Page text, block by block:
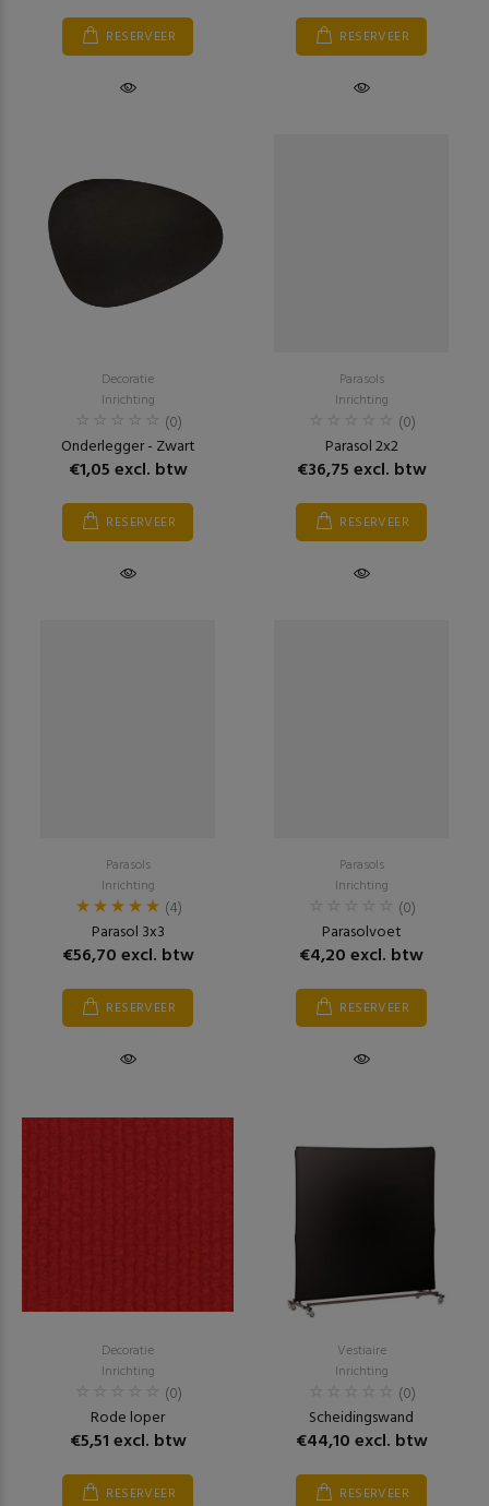
RESERVEER RESERVEER
Decoratie
Inrichting
(0)
Onderlegger - Zwart
€1,05 excl. btw
RESERVEER
Parasols
Inrichting
(0)
Parasol 2x2
€36,75 excl. btw
RESERVEER
Parasols
Inrichting
(4)
Parasol 3x3
€56,70 excl. btw
RESERVEER
Parasols
Inrichting
(0)
Parasolvoet
€4,20 excl. btw
RESERVEER
Decoratie
Inrichting
(0)
Rode loper
€5,51 excl. btw
RESERVEER
Vestiaire
Inrichting
(0)
Scheidingswand
€44,10 excl. btw
RESERVEER